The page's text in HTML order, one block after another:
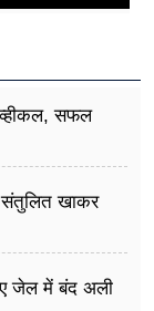
व्हीकल, सफल
खाकर
जेल में बंद अली